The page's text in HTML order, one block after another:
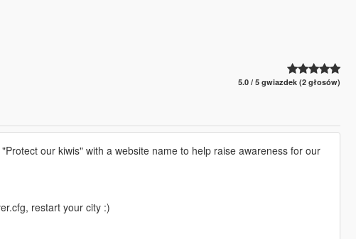
5.0 / 5 gwiazdek (2 głosów)
our kiwis" with a website name to help raise awareness for our
restart your city :)